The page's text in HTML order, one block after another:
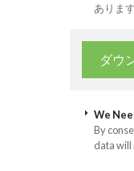
あります
We
By
data will